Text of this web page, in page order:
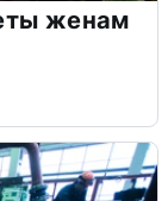
женам